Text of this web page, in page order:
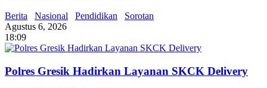
Berita Nasional Pendidikan
Sorotan
Agustus 6, 2026
18:09
Polres Gresik Hadirkan Layanan SKCK Delivery